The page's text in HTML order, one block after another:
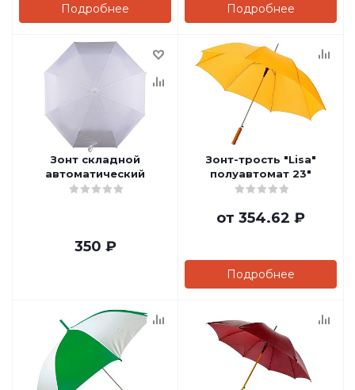
Подробнее Подробнее
Зонт складной
автоматический
350 ₽
Зонт-трость "Lisa"
полуавтомат 23"
от 354.62 ₽
Подробнее